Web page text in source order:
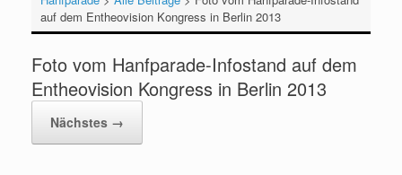
auf dem Entheovision Kongress in Berlin 2013
Foto vom Hanfparade-Infostand auf dem
Entheovision Kongress in Berlin 2013
Nächstes →